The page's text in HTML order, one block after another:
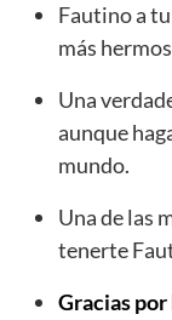
Fautino a
más
Una
aunque
mundo.
Una de las
tenerte
Gracias